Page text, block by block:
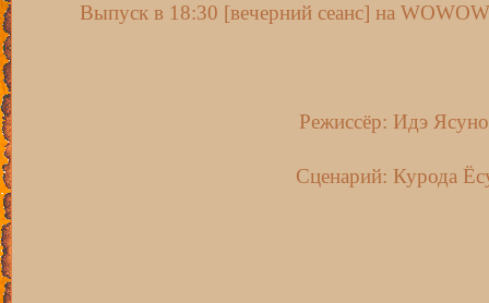
Выпуск в 18:30 [вечерний сеанс] на WOWOW
Режиссёр: Идэ
Сценарий: Курода